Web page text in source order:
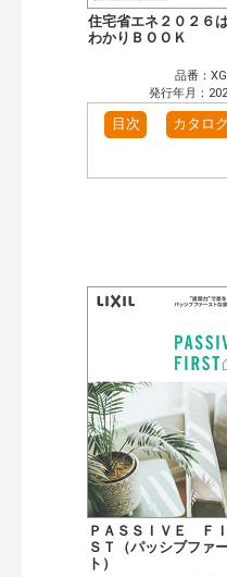
洗面化粧室（1）
小型電気温水器（1）
発行年で検索
検索
住宅省エネ２０２６
わかりＢＯＯＫ
品番：
発行年月：
目次 カタロ
ＰＡＳＳＩＶＥ Ｆ
ＳＴ（パッシブファ
ト）